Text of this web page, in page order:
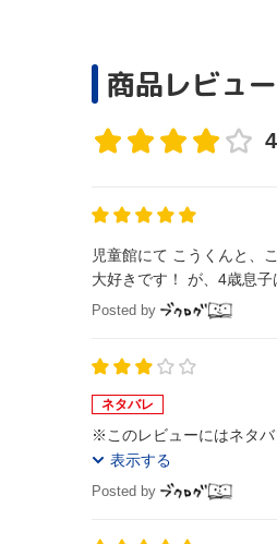
商品レビュー
児童館にて こうくんと、こうくんの作った雪だるまのお話。 自分の子供時代と重なり、温かい気持ちになりました。私はこういうお話、
大好きです！
Posted by
ネタバレ
※このレビューにはネタ
表示する
Posted by